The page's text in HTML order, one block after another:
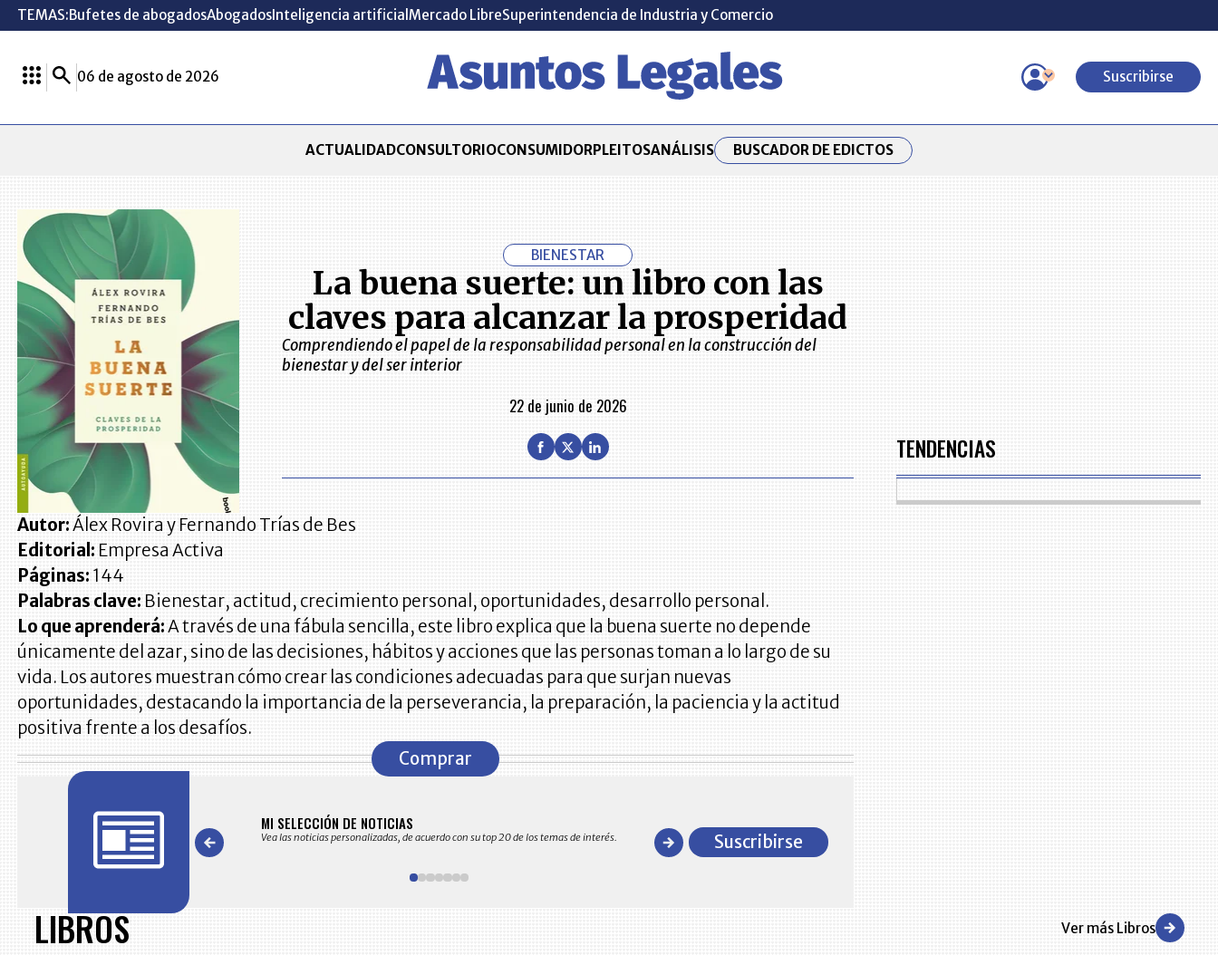
TEMAS:Bufetes de abogadosAbogadosInteligencia artificial Mercado LibreSuperintendencia de Industria y Comercio
06 de agosto de 2026 Suscribirse
ACTUALIDADCONSULTORIOCONSUMIDORPLEITOSANÁLISIS BUSCADOR DE EDICTOS
BIENESTAR
La buena suerte: un libro con las
claves para alcanzar la prosperidad
Comprendiendo el papel de la responsabilidad personal en la construcción del
bienestar y del ser interior
22 de junio de 2026
Autor:Álex Rovira y Fernando Trías de Bes
Editorial: Empresa Activa
Páginas: 144
Palabras clave: Bienestar, actitud, crecimiento personal, oportunidades, desarrollo personal.
Lo que aprenderá:A través de una fábula sencilla, este libro explica que la buena suerte no depende
únicamente del azar, sino de las decisiones, hábitos y acciones que las personas toman a lo largo de su
vida. Los autores muestran cómo crear las condiciones adecuadas para que surjan nuevas
oportunidades, destacando la importancia de la perseverancia, la preparación, la paciencia y la actitud
positiva frente a los desafíos.
Comprar
noticias seleccionadas por nuestro equipo editorial MI SELECCIÓN DE NOTICIAS
Vea las noticias personalizadas, de acuerdo con su top 20 de los temas de interés.
Recopilación clasificada por sectores económicos y regiones del comportamiento
general y detallado de las 10.000 primeras empresas en ventas en Colombia
Suscribirse
TENDENCIAS
LIBROS Ver más Libros